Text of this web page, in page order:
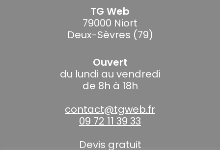
TG Web
79000 Niort
Deux-Sèvres (79)
Ouvert
du lundi au vendredi
de 8h à 18h
contact@tgweb.fr
09 72 11 39 33
Devis gratuit